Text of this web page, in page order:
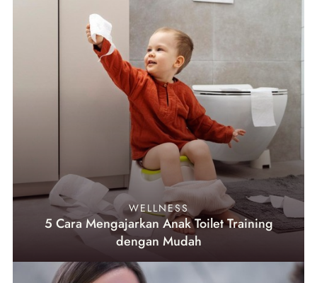
WELLNESS
5 Cara Mengajarkan Anak Toilet Training
dengan Mudah